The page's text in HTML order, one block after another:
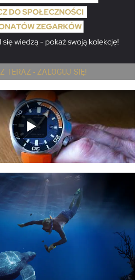
TERAZ - ZALOGUJ SIĘ!